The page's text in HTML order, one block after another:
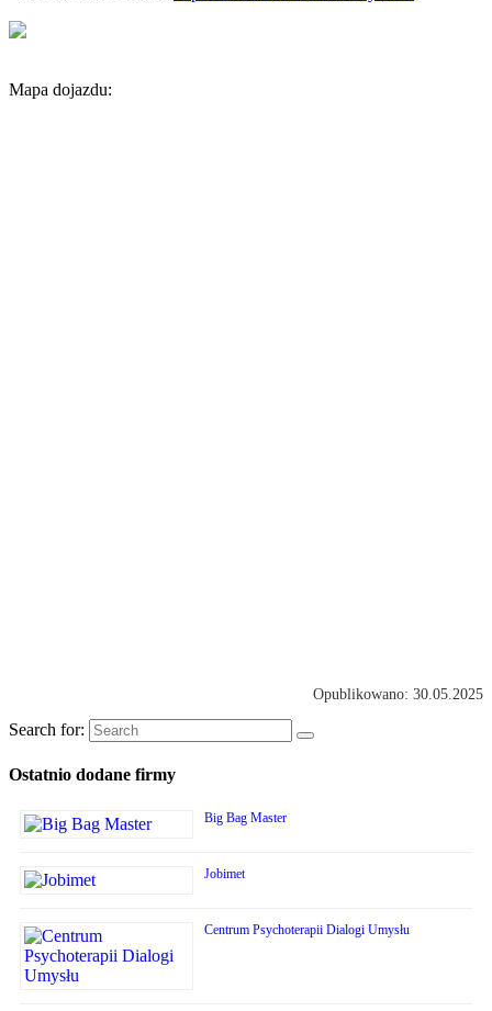
Mapa dojazdu:
Opublikowano: 30.05.2025
Search for:
Ostatnio dodane firmy
Big Bag Master
Jobimet
Centrum Psychoterapii Dialogi Umysłu